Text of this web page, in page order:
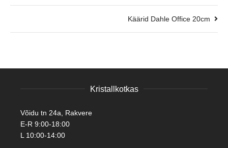
Käärid Dahle Office 20cm
Kristallkotkas
Võidu tn 24a, Rakvere
E-R 9:00-18:00
L 10:00-14:00